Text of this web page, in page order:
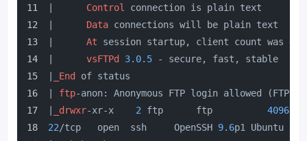
Control
connection is plain text
Data connections will be plain text
At session startup, client count was 4
vsFTPd 3.0.5 - secure, fast, stable
_End
of status
ftp-anon: Anonymous FTP login allowed (FTP
_drwxr-xr-x 2 ftp      ftp 4096
22/tcp   open  ssh     OpenSSH 9.6p1 Ubuntu